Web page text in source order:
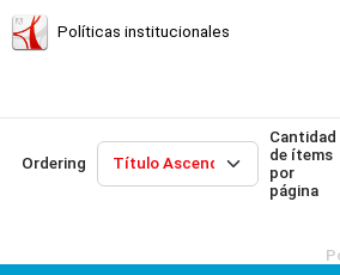
Políticas institucionales
Ordering
Cantidad
de ítems
por
página